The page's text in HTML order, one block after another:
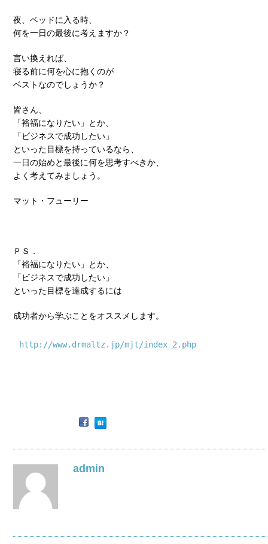
夜、ベッドに入る時、
何を一日の最後に考えますか？
言い換えれば、
寝る前に何を心に抱くのが
ベストなのでしょうか？
皆さん、
「裕福になりたい」とか、
「ビジネスで成功したい」
といった目標を持っているなら、
一日の始めと最後に何を思考すべきか、
よく考えてみましょう。
マット・フューリー
ＰＳ．
「裕福になりたい」とか、
「ビジネスで成功したい」
といった目標を達成するには
成功者から学ぶことをオススメします。
http://www.drmaltz.jp/mjt/index_2.php
admin